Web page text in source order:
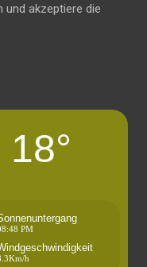
und akzeptiere die
18°
PM
h